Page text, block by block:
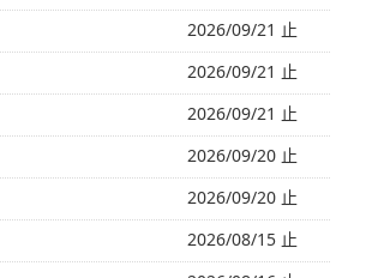
2026/09/21 止
2026/09/21 止
2026/09/21 止
2026/09/20 止
2026/09/20 止
2026/08/15 止